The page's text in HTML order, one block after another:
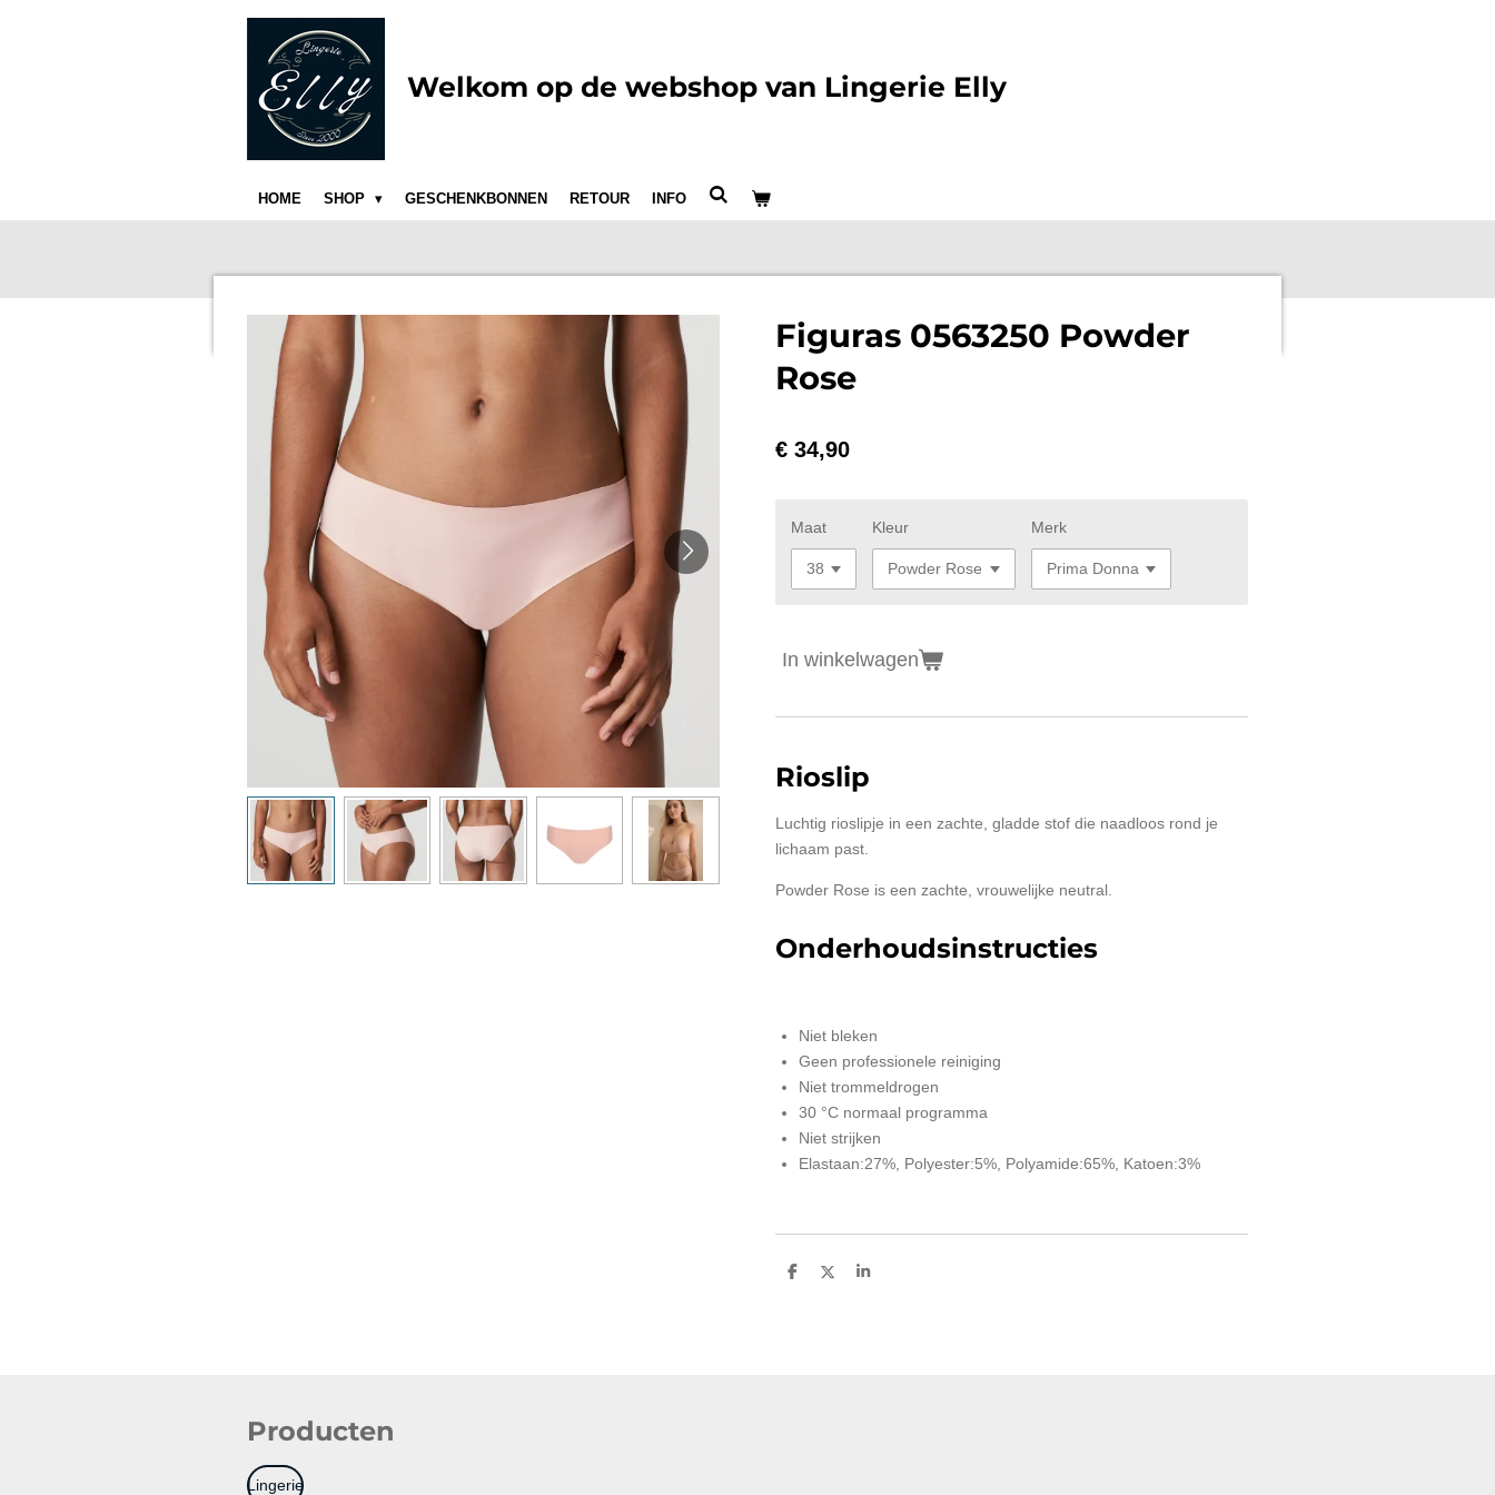
Welkom op de webshop van Lingerie Elly
HOME SHOP GESCHENKBONNEN RETOUR INFO
Figuras 0563250 Powder
Rose
€ 34,90
Maat Kleur Merk
In winkelwagen
Rioslip
Luchtig rioslipje in een zachte, gladde stof die naadloos rond je
lichaam past.
Powder Rose is een zachte, vrouwelijke neutral.
Onderhoudsinstructies
Niet bleken
Geen professionele reiniging
Niet trommeldrogen
30 °C normaal programma
Niet strijken
Elastaan:27%, Polyester:5%, Polyamide:65%, Katoen:3%
D
D
S
Producten
Lingerie